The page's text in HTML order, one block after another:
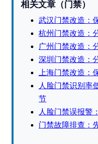
相关文章（门禁）
武汉门禁改造：
杭州门禁改造：
广州门禁改造：
深圳门禁改造：
上海门禁改造：
人脸门禁识别率
节
人脸门禁误报警
门禁故障排查：